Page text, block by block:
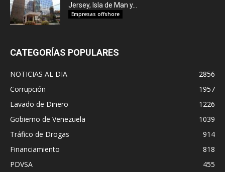
Jersey, Isla de Man y...
Empresas offshore
CATEGORÍAS POPULARES
NOTICIAS AL DIA
2856
Corrupción
1957
Lavado de Dinero
1226
Gobierno de Venezuela
1039
Tráfico de Drogas
914
Financiamiento
818
PDVSA
455